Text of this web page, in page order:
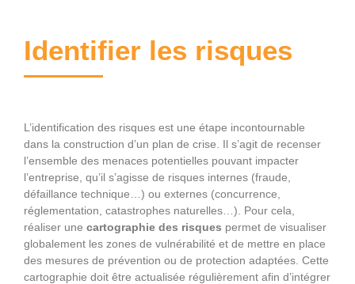
Identifier les risques
L’identification des risques est une étape incontournable
dans la construction d’un plan de crise. Il s’agit de recenser
l’ensemble des menaces potentielles pouvant impacter
l’entreprise, qu’il s’agisse de risques internes (fraude,
défaillance technique…) ou externes (concurrence,
réglementation, catastrophes naturelles…). Pour cela,
réaliser une cartographie des risques permet de visualiser
globalement les zones de vulnérabilité et de mettre en place
des mesures de prévention ou de protection adaptées. Cette
cartographie doit être actualisée régulièrement afin d’intégrer